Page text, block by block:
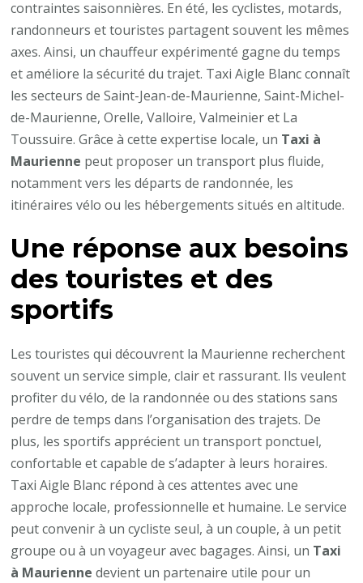
contraintes saisonnières. En été, les cyclistes, motards,
randonneurs et touristes partagent souvent les mêmes
axes. Ainsi, un chauffeur expérimenté gagne du temps
et améliore la sécurité du trajet. Taxi Aigle Blanc connaît
les secteurs de Saint-Jean-de-Maurienne, Saint-Michel-
de-Maurienne, Orelle, Valloire, Valmeinier et La
Toussuire. Grâce à cette expertise locale, un Taxi à
Maurienne peut proposer un transport plus fluide,
notamment vers les départs de randonnée, les
itinéraires vélo ou les hébergements situés en altitude.
Une réponse aux besoins
des touristes et des
sportifs
Les touristes qui découvrent la Maurienne recherchent
souvent un service simple, clair et rassurant. Ils veulent
profiter du vélo, de la randonnée ou des stations sans
perdre de temps dans l’organisation des trajets. De
plus, les sportifs apprécient un transport ponctuel,
confortable et capable de s’adapter à leurs horaires.
Taxi Aigle Blanc répond à ces attentes avec une
approche locale, professionnelle et humaine. Le service
peut convenir à un cycliste seul, à un couple, à un petit
groupe ou à un voyageur avec bagages. Ainsi, un Taxi
à Maurienne devient un partenaire utile pour un